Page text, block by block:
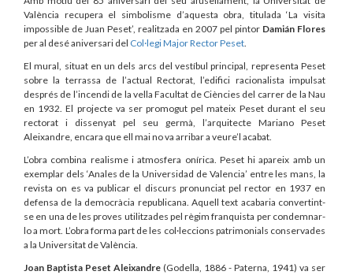
València recupera el simbolisme d’aquesta obra, titulada ‘La visita
impossible de Juan Peset’, realitzada en 2007 pel pintor Damián Flores
per al desé aniversari del Col·legi Major Rector Peset.
El mural, situat en un dels arcs del vestíbul principal, representa Peset
sobre la terrassa de l’actual Rectorat, l’edifici racionalista impulsat
després de l’incendi de la vella Facultat de Ciències del carrer de la Nau
en 1932. El projecte va ser promogut pel mateix Peset durant el seu
rectorat i dissenyat pel seu germà, l’arquitecte Mariano Peset
Aleixandre, encara que ell mai no va arribar a veure’l acabat.
L’obra combina realisme i atmosfera onírica. Peset hi apareix amb un
exemplar dels ‘Anales de la Universidad de Valencia’ entre les mans, la
revista on es va publicar el discurs pronunciat pel rector en 1937 en
defensa de la democràcia republicana. Aquell text acabaria convertint-
se en una de les proves utilitzades pel règim franquista per condemnar-
lo a mort. L’obra forma part de les col·leccions patrimonials conservades
a la Universitat de València.
Joan Baptista Peset Aleixandre (Godella, 1886 - Paterna, 1941) va ser